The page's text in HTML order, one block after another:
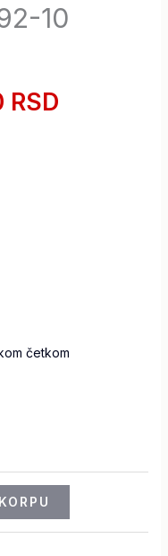
10
RSD
četkom